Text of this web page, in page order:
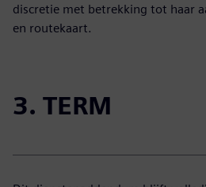
discretie met betrekking tot haar
en routekaart.
3. TERM